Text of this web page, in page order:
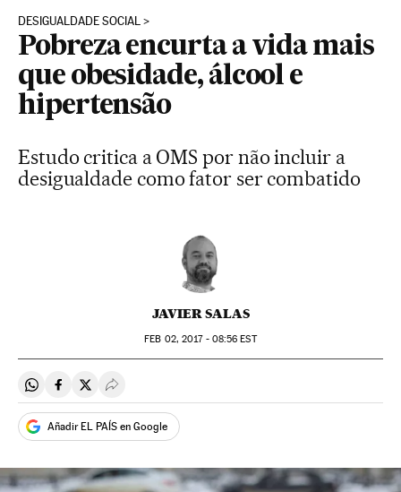
DESIGUALDADE SOCIAL
Pobreza encurta a vida mais
que obesidade, álcool e
hipertensão
Estudo critica a OMS por não incluir a
desigualdade como fator ser combatido
JAVIER SALAS
FEB 02, 2017 - 08:56 EST
Compartir en Whatsapp
Compartir en Facebook
Compartir en Twitter
Desplegar Redes Sociales
Añadir EL PAÍS en Google